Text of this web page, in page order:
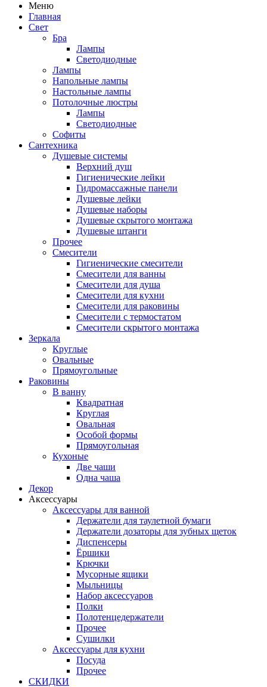
Меню
Главная
Свет
Бра
Лампы
Светодиодные
Лампы
Напольные лампы
Настольные лампы
Потолочные люстры
Лампы
Светодиодные
Софиты
Сантехника
Душевые системы
Верхний душ
Гигиенические лейки
Гидромассажные панели
Душевые лейки
Душевые наборы
Душевые скрытого монтажа
Душевые штанги
Прочее
Смесители
Гигиенические смесители
Смесители для ванны
Смесители для душа
Смесители для кухни
Смесители для раковины
Смесители с термостатом
Смесители скрытого монтажа
Зеркала
Круглые
Овальные
Прямоугольные
Раковины
В ванну
Квадратная
Круглая
Овальная
Особой формы
Прямоугольная
Кухоные
Две чаши
Одна чаша
Декор
Аксессуары
Аксессуары для ванной
Держатели для таулетной бумаги
Держатели дозаторы для зубных щеток
Диспенсеры
Ёршики
Крючки
Мусорные ящики
Мыльницы
Набор аксессуаров
Полки
Полотенцедержатели
Прочее
Сушилки
Аксессуары для кухни
Посуда
Прочее
СКИДКИ